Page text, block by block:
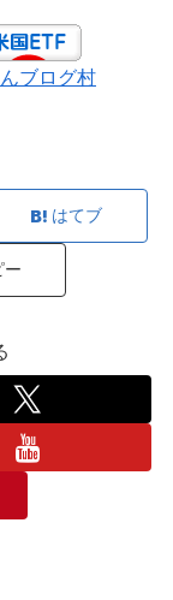
ブログ村
はてブ
ー